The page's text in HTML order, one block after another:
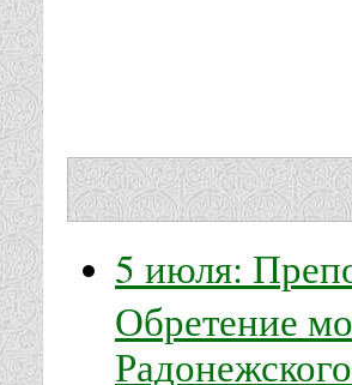
5 июля:
Обретение